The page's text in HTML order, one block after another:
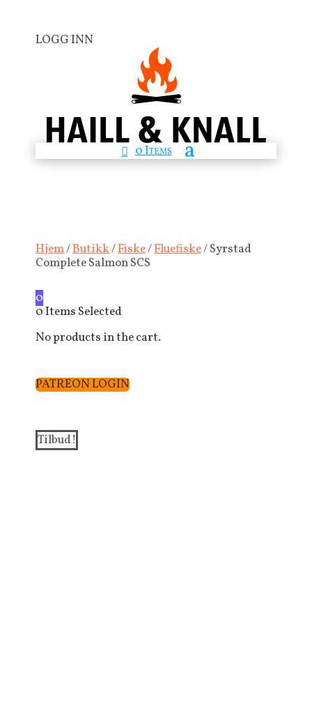
LOGG INN
0 Items
Hjem/Butikk/Fiske/Fluefiske/ Syrstad
Complete Salmon SCS
0
0Items Selected
No products in the cart.
PATREON LOGIN
Tilbud!